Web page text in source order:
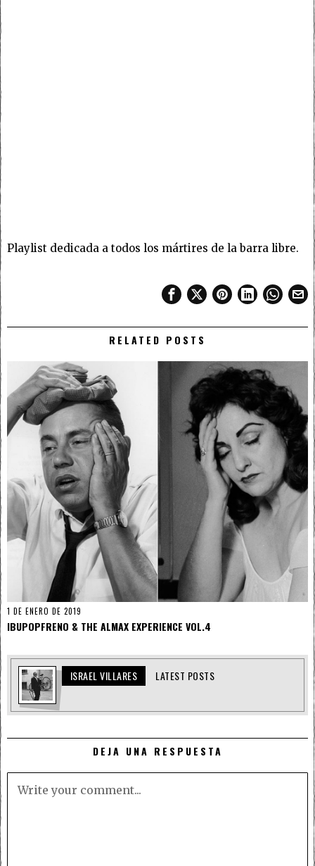
Playlist dedicada a todos los mártires de la barra libre.
RELATED POSTS
1 DE ENERO DE 2019
IBUPOPFRENO & THE ALMAX EXPERIENCE VOL.4
ISRAEL VILLARES LATEST POSTS
DEJA UNA RESPUESTA